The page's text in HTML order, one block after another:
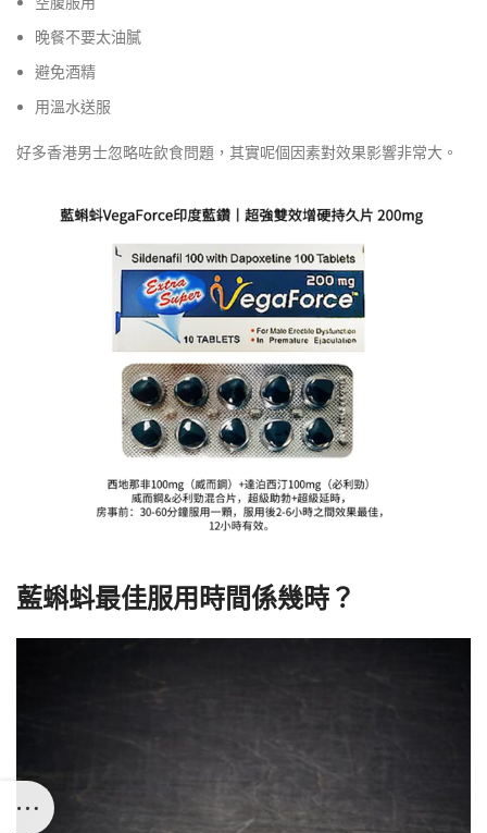
晚餐不要太油膩
避免酒精
用溫水送服
好多香港男士忽略咗飲食問題，其實呢個因素對效果影響非常大。
藍蝌蚪最佳服用時間係幾時？